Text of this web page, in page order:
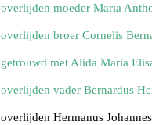
overlijden moeder Maria
overlijden broer Cornelis
getrouwd met Alida Maria
overlijden vader Bernardus
overlijden Hermanus